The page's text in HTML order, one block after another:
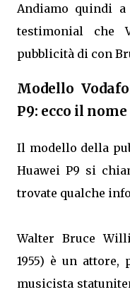
Andiamo quindi
testimonial che
pubblicità di con
Modello
P9: ecco il
Il modello della
Huawei P9 si
trovate qualche
Walter Bruce
1955) è un attore,
musicista